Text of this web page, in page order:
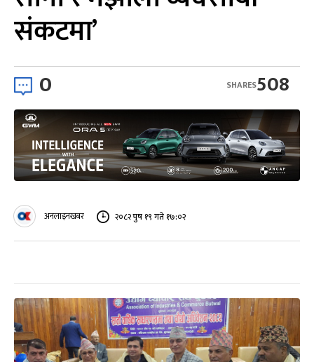
संकटमा’
0 508
SHARES
अनलाइनखबर २०८२ पुष १९ गते १७:०२